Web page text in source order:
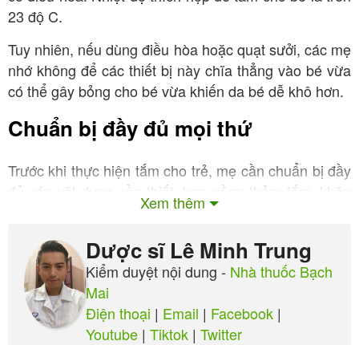
23 độ C.
Tuy nhiên, nếu dùng điều hòa hoặc quạt sưởi, các mẹ
nhớ không để các thiết bị này chĩa thẳng vào bé vừa
có thể gây bỏng cho bé vừa khiến da bé dễ khô hơn.
Chuẩn bị đầy đủ mọi thứ
Xem thêm
Trước khi thực hiện tắm cho trẻ, mẹ cần chuẩn bị đầy
đủ các vật dụng cần thiết, bao gồm: thảm tắm, khăn
lông, tã, quần áo, sữa tắm cho trẻ, ca múc nước,
nằm dựa để tắm, nước ấm tắm cho trẻ và đồ chơi khi
tắm của trẻ.
Kiểm tra nhiệt độ nước
Dược sĩ Lê Minh Trung
Kiểm duyệt nội dung - Nhà thuốc Bạch
Mai
Điện thoại | Email | Facebook |
Youtube |Tiktok |Twitter